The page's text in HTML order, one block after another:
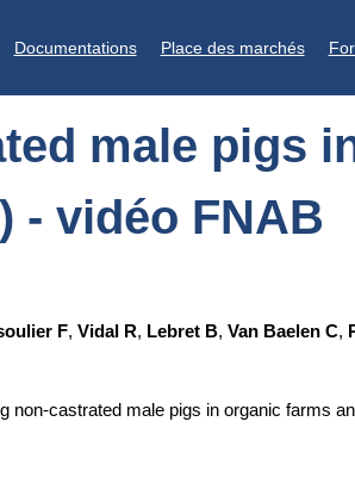
Documentations Place des marchés
male pigs
- vidéo FNAB
F, Vidal R, Lebret B, Van Baelen C,
non-castrated male pigs in organic farms